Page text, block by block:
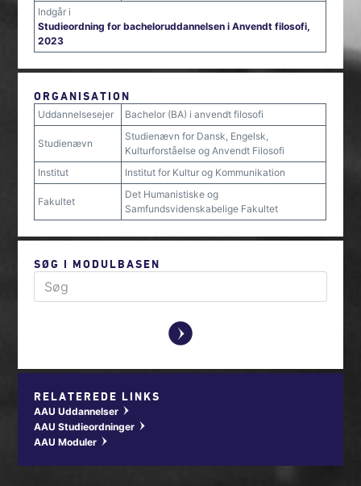
Indgår i
Studieordning for bacheloruddannelsen i Anvendt filosofi,
2023
ORGANISATION
Uddannelsesejer Bachelor (BA) i anvendt filosofi
Studienævn
Studienævn for Dansk, Engelsk,
Kulturforståelse og Anvendt Filosofi
Institut
Institut for Kultur og Kommunikation
Fakultet
Det Humanistiske og
Samfundsvidenskabelige Fakultet
SØG I MODULBASEN
y
RELATEREDE LINKS
AAU Uddannelser w
AAU Studieordninger w
AAU Moduler w